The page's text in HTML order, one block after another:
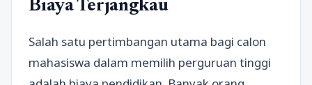
Biaya Terjangkau
Salah satu pertimbangan utama bagi calon
mahasiswa dalam memilih perguruan tinggi